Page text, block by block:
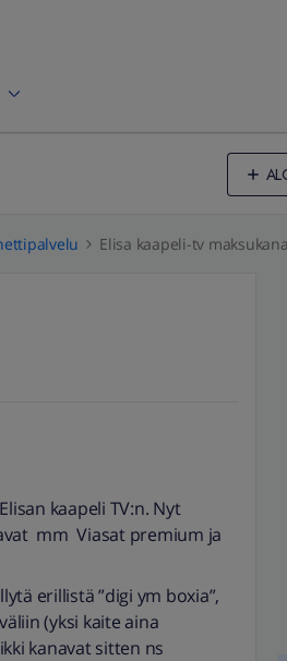
Elisa kaapeli-tv
kaapeli TV:n. Nyt
mm Viasat premium ja
erillistä ”digi ym boxia”,
(yksi kaite aina
kanavat sitten ns